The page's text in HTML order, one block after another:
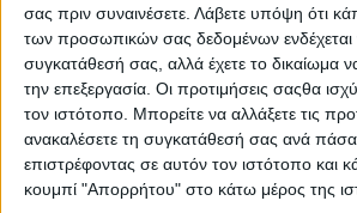
σας πριν συναινέσετε. Λάβετε υπόψη ότι
των προσωπικών σας δεδομένων ενδέχεται
συγκατάθεσή σας, αλλά έχετε το δικαίωμα
την επεξεργασία. Οι προτιμήσεις σαςθα
τον ιστότοπο. Μπορείτε να αλλάξετε τις
ανακαλέσετε τη συγκατάθεσή σας ανά πάσα
επιστρέφοντας σε αυτόν τον ιστότοπο και
κουμπί "Απορρήτου" στο κάτω μέρος της